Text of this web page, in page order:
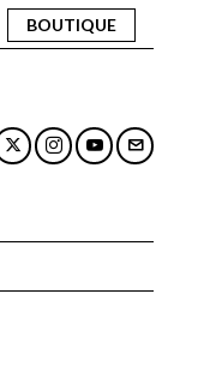
BOUTIQUE